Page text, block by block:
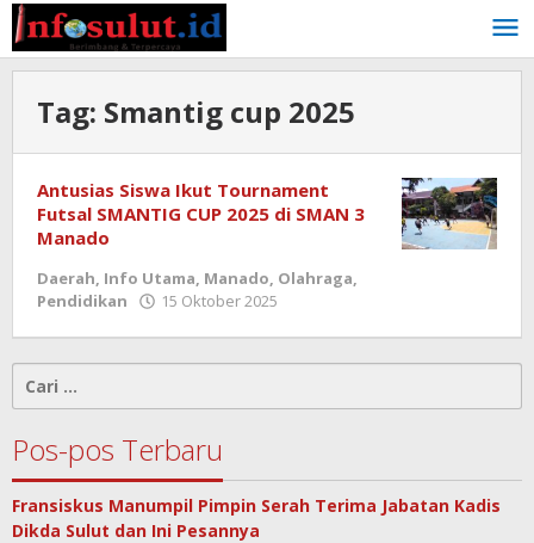
Lewati
ke
konten
Tag: Smantig cup 2025
Antusias Siswa Ikut Tournament
Futsal SMANTIG CUP 2025 di SMAN 3
Manado
Daerah, Info Utama, Manado, Olahraga,
Pendidikan
15 Oktober 2025
untuk:
Pos-pos Terbaru
Fransiskus Manumpil Pimpin Serah Terima Jabatan Kadis
Dikda Sulut dan Ini Pesannya